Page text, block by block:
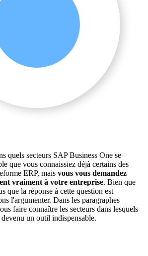
quels secteurs SAP Business One se
que vous connaissiez déjà certains des
ERP, mais vous vous demandez
vraiment à votre entreprise. Bien que
que la réponse à cette question est
l'argumenter. Dans les paragraphes
faire connaître les secteurs dans lesquels
un outil indispensable.